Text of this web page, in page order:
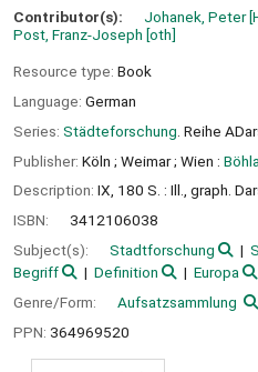
Contributor(s): Johanek, Peter
Post, Franz-Joseph [oth]
Resource type: Book
Language: German
Series: Städteforschung . Reihe
Publisher: Köln ; Weimar ; Wien :
Description: IX, 180 S. : Ill., graph.
ISBN:
3412106038
Subject(s):
Stadtforschung
Begriff
Definition Europa
Genre/Form:
Aufsatzsammlung
PPN: 364969520